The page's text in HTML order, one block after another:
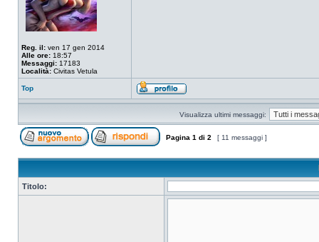
Reg. il: ven 17 gen 2014
Alle ore: 18:57
Messaggi: 17183
Località: Civitas Vetula
Top
Visualizza ultimi messaggi:
Pagina 1 di 2 [ 11 messaggi ]
Titolo: